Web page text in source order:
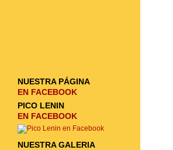
NUESTRA PÁGINA
EN FACEBOOK
PICO LENIN
EN FACEBOOK
NUESTRA GALERIA